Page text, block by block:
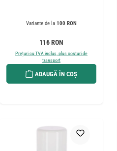
Variante de la 100 RON
Preț obișnuit:
116 RON
Prețuri cu TVA inclus, plus costuri de
transport
ADAUGĂ ÎN COȘ